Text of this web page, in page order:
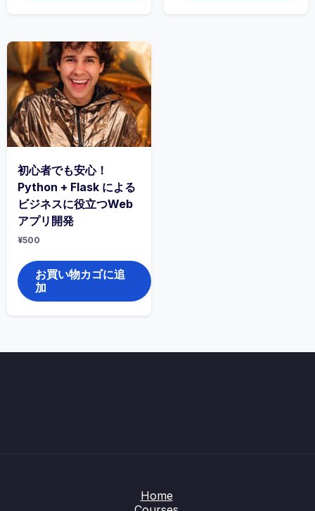
初心者でも安心！
Python + Flask による
ビジネスに役立つWeb
アプリ開発
¥500
お買い物カゴに追
加
Home